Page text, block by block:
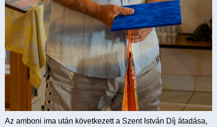
Az amboni ima után következett a Szent István Díj átadása,